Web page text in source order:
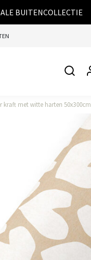
BUITENCOLLECTIE
kraft met witte harten 50x300cm